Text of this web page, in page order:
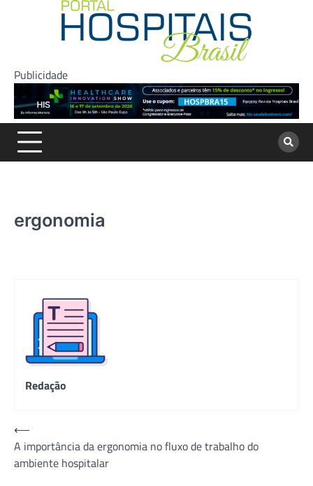
Publicidade
ergonomia
Redação
Navegação
de
Post
⟵
A importância da ergonomia no fluxo de trabalho do
ambiente hospitalar